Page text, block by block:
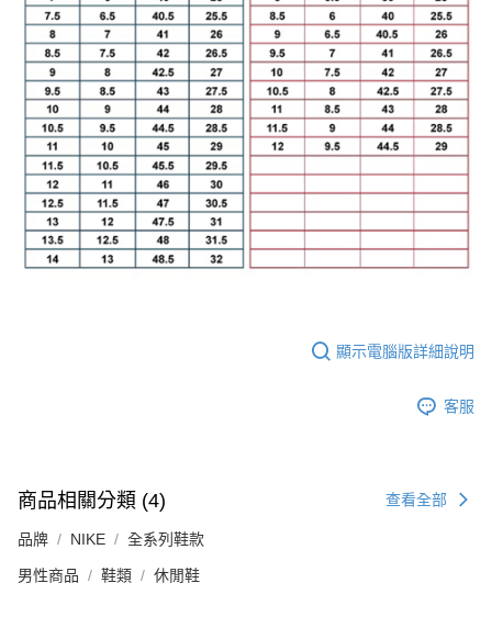
顯示電腦版詳細說明
客服
商品相關分類 (4) 查看全部
品牌 NIKE 全系列鞋款
男性商品 鞋類 休閒鞋